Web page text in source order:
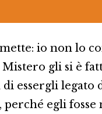
io non lo
gli si è
di essergli
perché egli fosse